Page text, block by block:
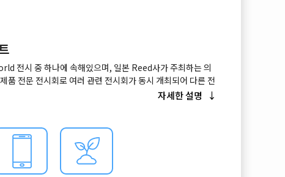
전시 중 하나에 속해있으며, 일본 Reed사가 주최하는 의
품 전문 전시회로 여러 관련 전시회가 동시 개최되어 다른 전
자세한 설명